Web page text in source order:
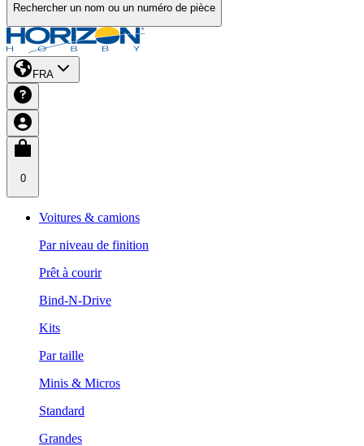
Rechercher un nom ou un numéro de pièce
FRA
0
Voitures & camions
Par niveau de finition
Prêt à courir
Bind-N-Drive
Kits
Par taille
Minis & Micros
Standard
Grandes